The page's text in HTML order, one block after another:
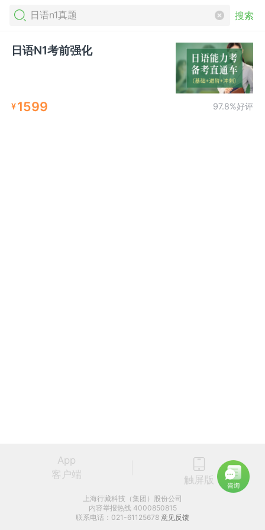
搜索
日语N1考前强化
¥1599 97.8%好评
App
客户端
触屏版
上海行藏科技（集团）股份公司
内容举报热线 4000850815
联系电话：021-61125678 意见反馈